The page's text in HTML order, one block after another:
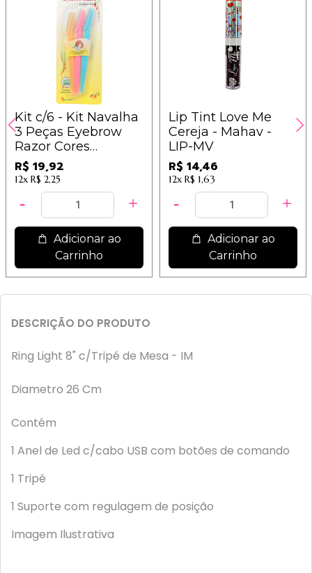
Kit c/6 - Kit Navalha
3 Peças Eyebrow
Razor Cores
Sortidas - IM / 3,32
R$ 19,92
12x R$ 2,25
Adicionar ao
Carrinho
Lip Tint Love Me
Cereja - Mahav -
LIP-MV
R$ 14,46
12x R$ 1,63
Adicionar ao
Carrinho
DESCRIÇÃO DO PRODUTO
Ring Light 8" c/Tripé de Mesa - IM
Diametro 26 Cm
Contém
1 Anel de Led c/cabo USB com botões de comando
1 Tripé
1 Suporte com regulagem de posição
Imagem Ilustrativa